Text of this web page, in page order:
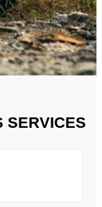
SERVICES